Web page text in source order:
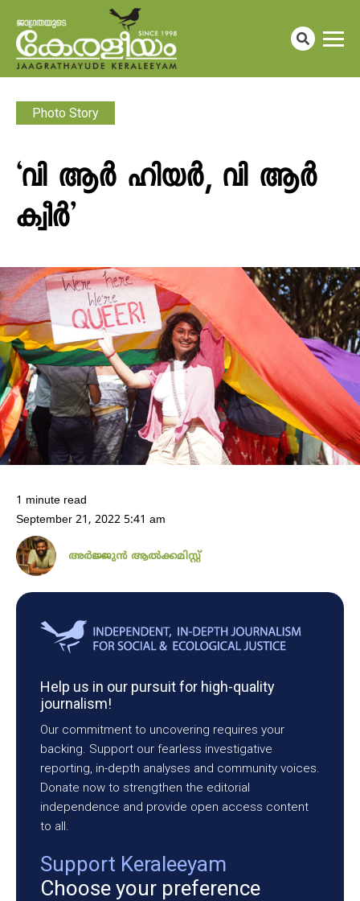
Photo Story
‘വി ആർ ഹിയർ, വി ആർ
ക്വീർ’
1 minute read
September 21, 2022 5:41 am
അർജ്ജുൻ ആൽക്കമിസ്റ്റ്
Help us in our pursuit for high-quality
journalism!
Our commitment to uncovering requires your
backing. Support our fearless investigative
reporting, in-depth analyses and community voices.
Donate now to strengthen the editorial
independence and provide open access content
to all.
Support Keraleeyam
Choose your preference